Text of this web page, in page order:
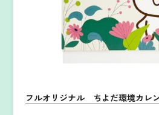
フルオリジナル ちよだ環境カレ